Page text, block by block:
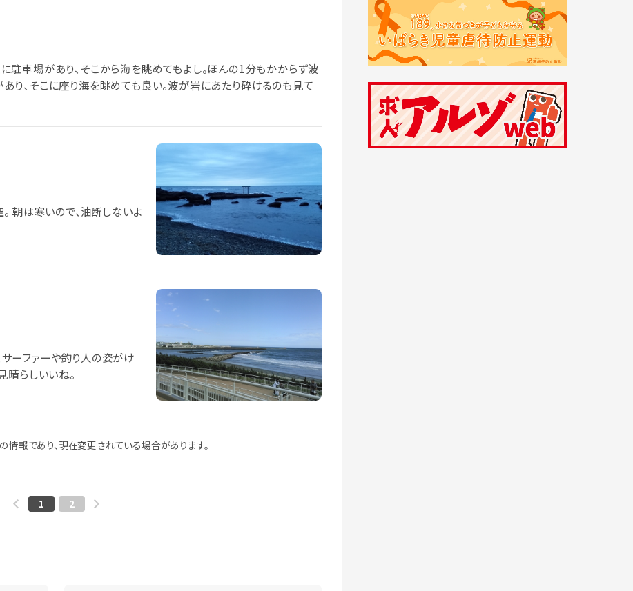
駐車場があり、そこから海を眺めてもよし。ほんの1分もかからず波
り、そこに座り海を眺めても良い。波が岩にあたり砕けるのも見て
朝は寒いので、油断しないよ
ーファーや釣り人の姿がけ
晴らしいいね。
報であり、現在変更されている場合があります。
1 2